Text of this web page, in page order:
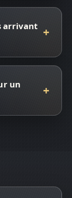
arrivant
un